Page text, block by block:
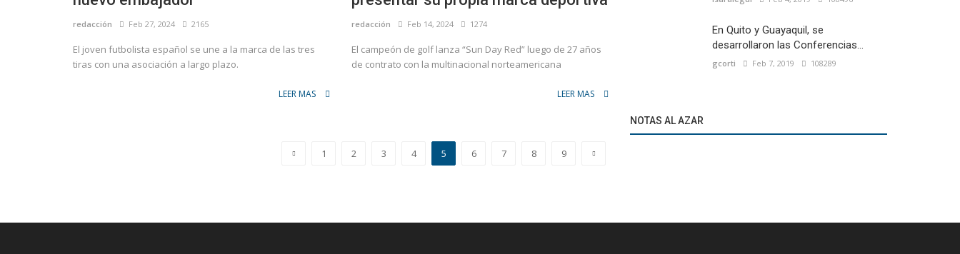
redacción Feb 27, 2024 2165
El joven futbolista español se une a la marca de las tres
tiras con una asociación a largo plazo.
LEER MAS
redacción Feb 14, 2024 1274
El campeón de golf lanza “Sun Day Red” luego de 27 años
de contrato con la multinacional norteamericana
LEER MAS
1 2 3 4 5 6 7 8 9
En Quito y Guayaquil, se
desarrollaron las Conferencias...
gcorti Feb 7, 2019 108289
NOTAS AL AZAR